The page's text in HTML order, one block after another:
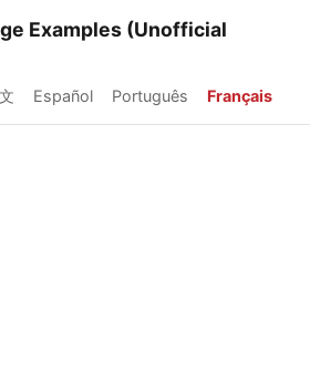
Examples (Unofficial
Español Português Français